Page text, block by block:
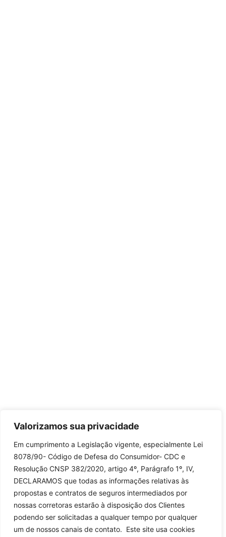
Valorizamos sua privacidade
Em cumprimento a Legislação vigente, especialmente Lei
8078/90- Código de Defesa do Consumidor- CDC e
Resolução CNSP 382/2020, artigo 4º, Parágrafo 1º, IV,
DECLARAMOS que todas as informações relativas às
propostas e contratos de seguros intermediados por
nossas corretoras estarão à disposição dos Clientes
podendo ser solicitadas a qualquer tempo por qualquer
um de nossos canais de contato. Este site usa cookies